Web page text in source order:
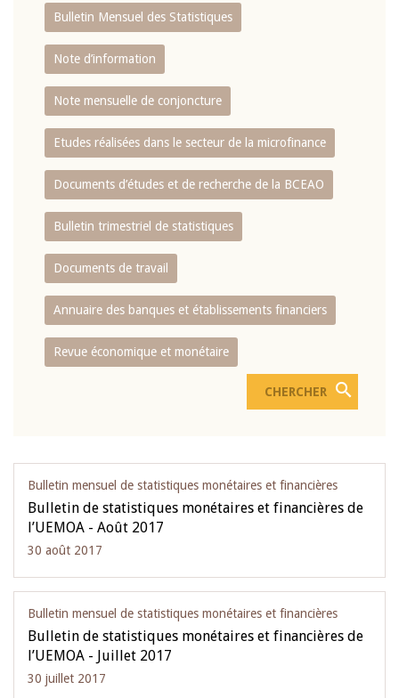
Bulletin Mensuel des Statistiques
Note d’information
Note mensuelle de conjoncture
Etudes réalisées dans le secteur de la microfinance
Documents d’études et de recherche de la BCEAO
Bulletin trimestriel de statistiques
Documents de travail
Annuaire des banques et établissements financiers
Revue économique et monétaire
Bulletin mensuel de statistiques monétaires et financières
Bulletin de statistiques monétaires et financières de
l’UEMOA - Août 2017
30 août 2017
Bulletin mensuel de statistiques monétaires et financières
Bulletin de statistiques monétaires et financières de
l’UEMOA - Juillet 2017
30 juillet 2017